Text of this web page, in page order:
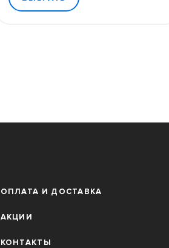
ОПЛАТА И ДОСТАВКА
АКЦИИ
КОНТАКТЫ